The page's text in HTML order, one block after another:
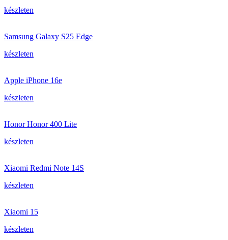
készleten
Samsung Galaxy S25 Edge
készleten
Apple iPhone 16e
készleten
Honor Honor 400 Lite
készleten
Xiaomi Redmi Note 14S
készleten
Xiaomi 15
készleten